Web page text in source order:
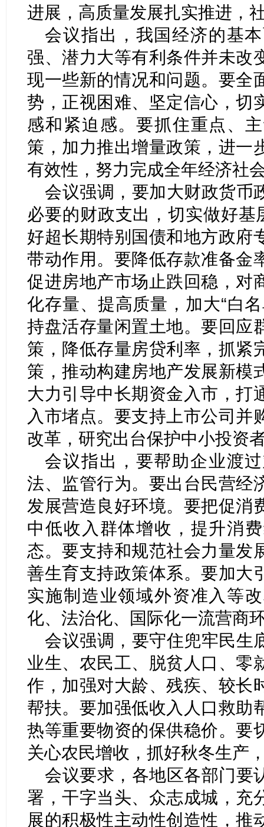
进展，高质量发展扎实推进，
会议指出，我国经济的基
强、潜力大等有利条件并未改
现一些新的情况和问题。要全
势，正视困难、坚定信心，切
感和紧迫感。要抓住重点、
策，加力推出增量政策，进一
有效性，努力完成全年经济社
会议强调，要加大财政货币
必要的财政支出，切实做好基
好超长期特别国债和地方政府
带动作用。要降低存款准备金
促进房地产市场止跌回稳，对
化存量、提高质量，加大“白
持盘活存量闲置土地。要回应
策，降低存量房贷利率，抓紧
策，推动构建房地产发展新模
大力引导中长期资金入市，打
入市堵点。要支持上市公司并
改革，研究出台保护中小投资
会议指出，要帮助企业渡
法、监管行为。要出台民营经
发展营造良好环境。要把促消
中低收入群体增收，提升消
态。要支持和规范社会力量发
善生育支持政策体系。要加大
实施制造业领域外资准入等
化、法治化、国际化一流营商
会议强调，要守住兜牢民生
业生、农民工、脱贫人口、零
作，加强对大龄、残疾、较长
帮扶。要加强低收入人口救助
热等重要物资的保供稳价。要
关心农民增收，抓好秋冬生产
会议要求，各地区各部门要
署，干字当头、众志成城，充
展的积极性主动性创造性，推